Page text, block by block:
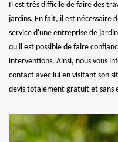
Il est très difficile de faire des
jardins. En fait, il est nécessaire
service d'une entreprise de
qu'il est possible de faire
interventions. Ainsi, nous vous
contact avec lui en visitant son
devis totalement gratuit et sans